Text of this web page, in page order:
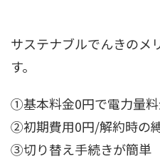
サステナブルでんきのメ
す。
①基本料金0円で電力量
②初期費用0円/解約時の
③切り替え手続きが簡単